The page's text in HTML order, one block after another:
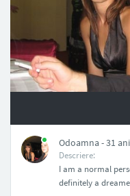
Odoamna - 31 ani
Descriere:
I am a normal
definitely a